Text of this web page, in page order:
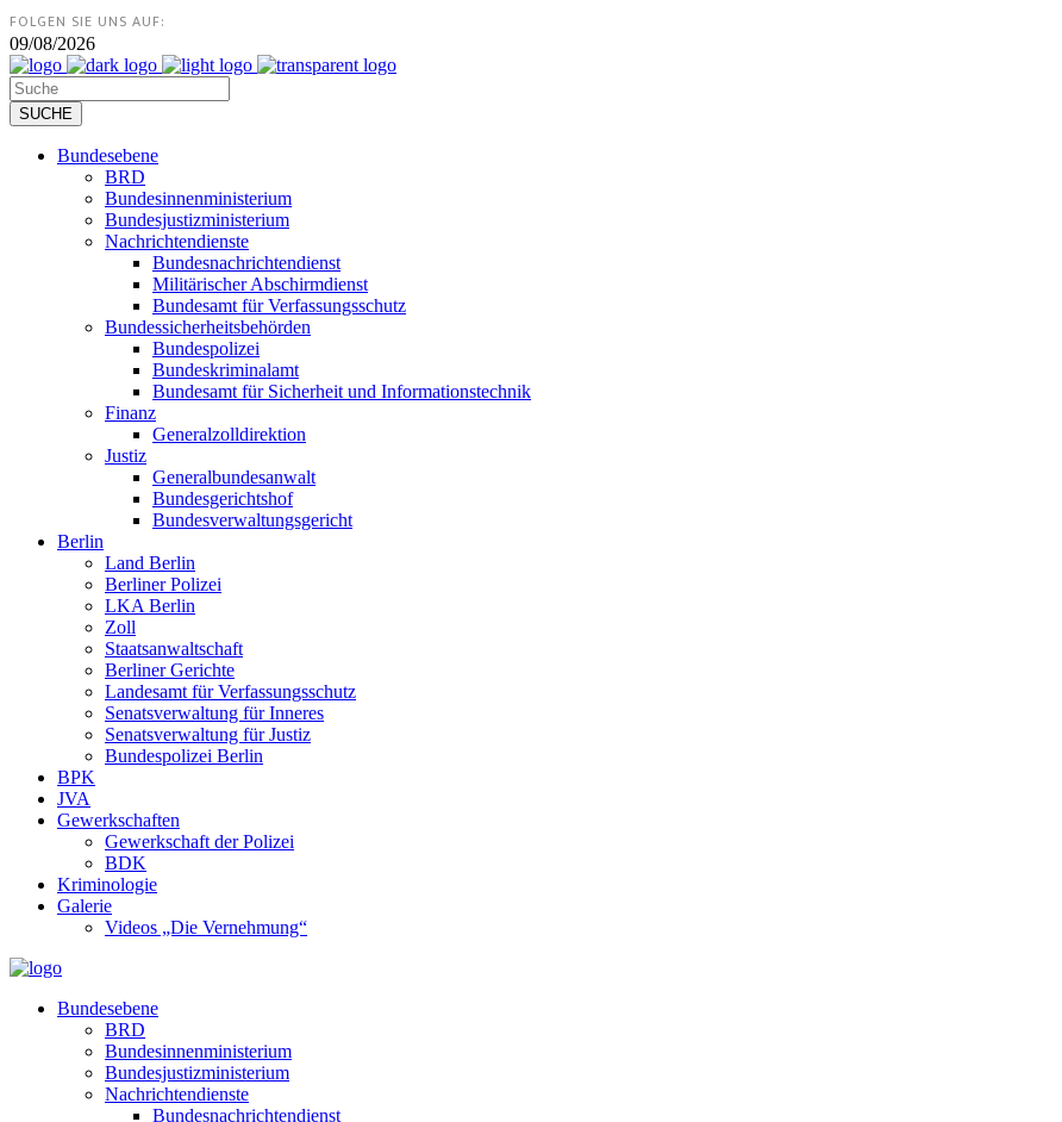
FOLGEN SIE UNS AUF:
09/08/2026
Bundesebene
BRD
Bundesinnenministerium
Bundesjustizministerium
Nachrichtendienste
Bundesnachrichtendienst
Militärischer Abschirmdienst
Bundesamt für Verfassungsschutz
Bundessicherheitsbehörden
Bundespolizei
Bundeskriminalamt
Bundesamt für Sicherheit und Informationstechnik
Finanz
Generalzolldirektion
Justiz
Generalbundesanwalt
Bundesgerichtshof
Bundesverwaltungsgericht
Berlin
Land Berlin
Berliner Polizei
LKA Berlin
Zoll
Staatsanwaltschaft
Berliner Gerichte
Landesamt für Verfassungsschutz
Senatsverwaltung für Inneres
Senatsverwaltung für Justiz
Bundespolizei Berlin
BPK
JVA
Gewerkschaften
Gewerkschaft der Polizei
BDK
Kriminologie
Galerie
Videos „Die Vernehmung“
Bundesebene
BRD
Bundesinnenministerium
Bundesjustizministerium
Nachrichtendienste
Bundesnachrichtendienst